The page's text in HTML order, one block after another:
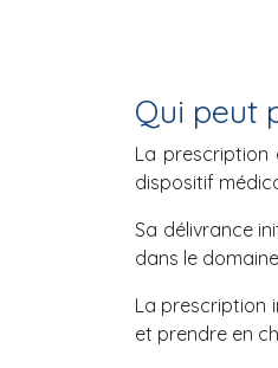
Qui peut
La prescription
dispositif
Sa délivrance
dans le
La prescription
et prendre en